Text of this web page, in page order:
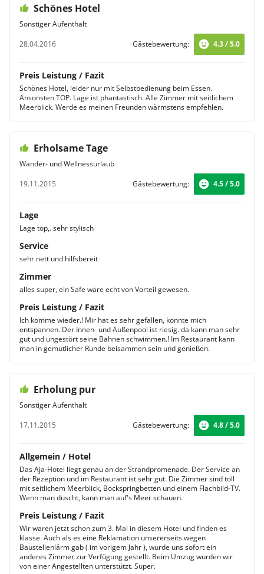
Schönes Hotel
Sonstiger Aufenthalt
28.04.2016
Gästebewertung: 4.3 / 5.0
Preis Leistung / Fazit
Schönes Hotel, leider nur mit Selbstbedienung beim Essen.
Ansonsten TOP. Lage ist phantastisch. Alle Zimmer mit seitlichem
Meerblick. Werde es meinen Freunden wärmstens empfehlen.
Erholsame Tage
Wander- und Wellnessurlaub
19.11.2015
Gästebewertung: 4.5 / 5.0
Lage
Lage top,. sehr stylisch
Service
sehr nett und hilfsbereit
Zimmer
alles super, ein Safe wäre echt von Vorteil gewesen.
Preis Leistung / Fazit
Ich komme wieder.! Mir hat es sehr gefallen, konnte mich
entspannen. Der Innen- und Außenpool ist riesig. da kann man sehr
gut und ungestört seine Bahnen schwimmen.! Im Restaurant kann
man in gemütlicher Runde beisammen sein und genießen.
Erholung pur
Sonstiger Aufenthalt
17.11.2015
Gästebewertung: 4.8 / 5.0
Allgemein / Hotel
Das Aja-Hotel liegt genau an der Strandpromenade. Der Service an
der Rezeption und im Restaurant ist sehr gut. Die Zimmer sind toll
mit seitlichem Meerblick, Bockspringbetten und einem Flachbild-TV.
Wenn man duscht, kann man auf's Meer schauen.
Preis Leistung / Fazit
Wir waren jetzt schon zum 3. Mal in diesem Hotel und finden es
klasse. Auch als es eine Reklamation unsererseits wegen
Baustellenlärm gab ( im vorigem Jahr ), wurde uns sofort ein
anderes Zimmer zur Verfügung gestellt. Beim Umzug wurden wir
von einer Angestellten unterstützt. Super.